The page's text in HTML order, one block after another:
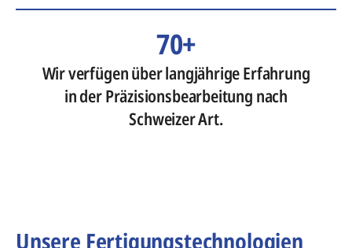
70+
Wir verfügen über langjährige Erfahrung
in der Präzisionsbearbeitung nach
Schweizer Art.
Unsere Fertigungstechnologien